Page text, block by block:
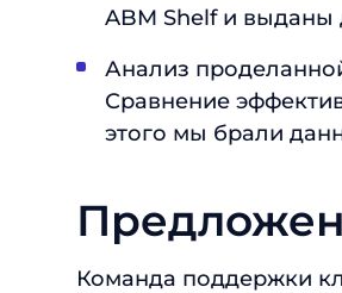
ABM Shelf и выданы
Анализ
Сравнение
этого мы брали
Команда поддержки